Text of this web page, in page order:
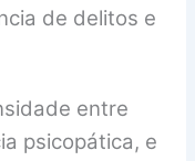
de delitos e
entre
psicopática, e